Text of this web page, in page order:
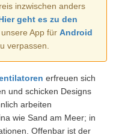
inzwischen anders
geht es zu den
App für Android
verpassen.
erfreuen sich
und schicken Designs
arbeiten
wie Sand am Meer; in
Offenbar ist der